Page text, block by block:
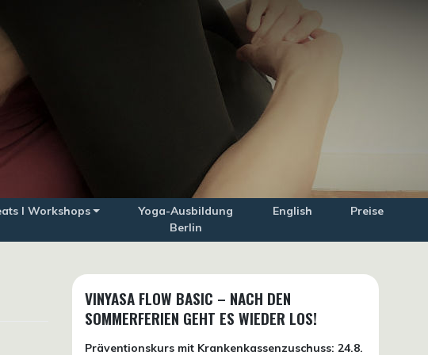
I Workshops
Yoga-Ausbildung
Berlin
English Preise
VINYASA FLOW BASIC – NACH DEN
SOMMERFERIEN GEHT ES WIEDER LOS!
Präventionskurs mit Krankenkassenzuschuss:24.8.